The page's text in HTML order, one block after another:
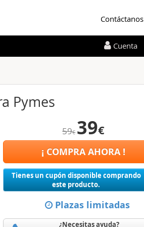
Contáctanos
Pymes
59€ 39€
¡ COMPRA AHORA !
Tienes un cupón disponible comprando
este producto.
Plazas limitadas
¿Necesitas ayuda?
Cuenta